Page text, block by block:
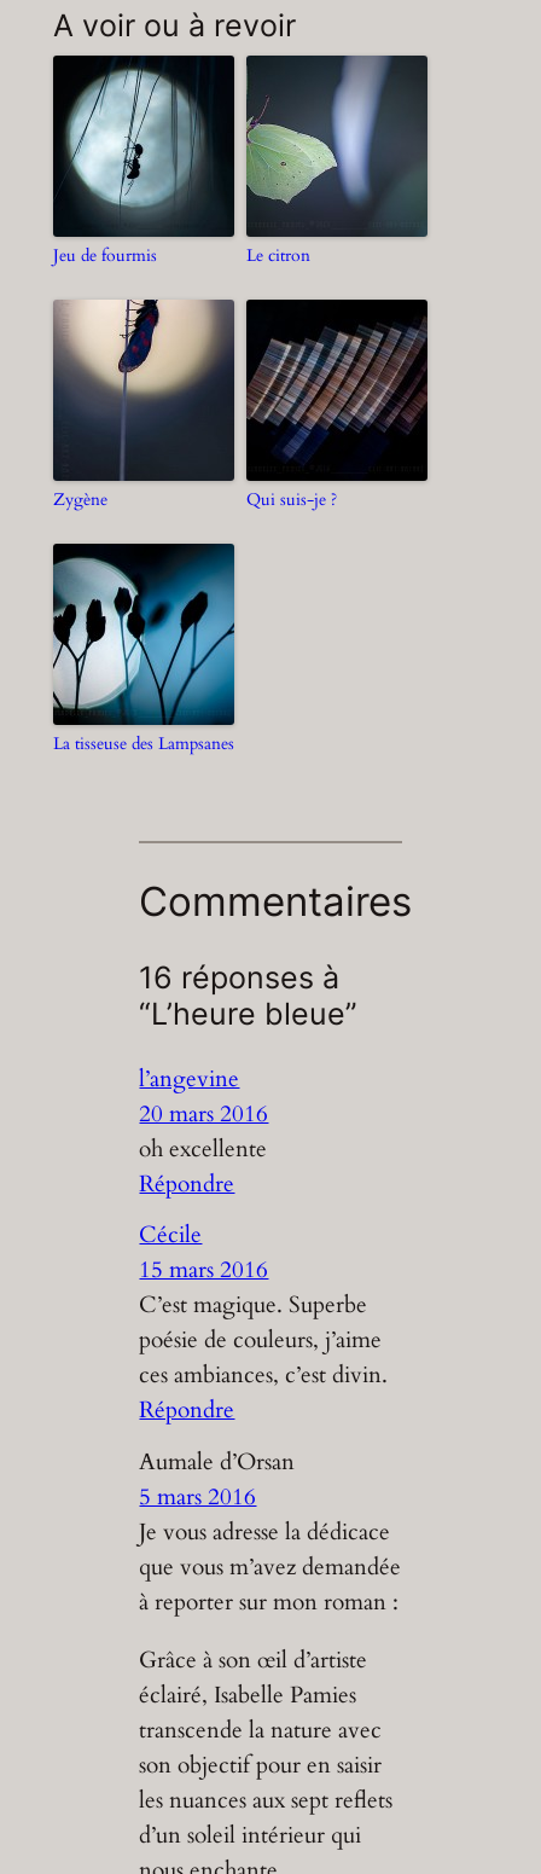
A voir ou à revoir
Jeu de fourmis Le citron
Zygène Qui suis-je ?
La tisseuse des Lampsanes
Commentaires
16 réponses à
“L’heure bleue”
l’angevine
20 mars 2016
oh excellente
Répondre
Cécile
15 mars 2016
C’est magique. Superbe
poésie de couleurs, j’aime
ces ambiances, c’est divin.
Répondre
Aumale d’Orsan
5 mars 2016
Je vous adresse la dédicace
que vous m’avez demandée
à reporter sur mon roman :
Grâce à son œil d’artiste
éclairé, Isabelle Pamies
transcende la nature avec
son objectif pour en saisir
les nuances aux sept reflets
d’un soleil intérieur qui